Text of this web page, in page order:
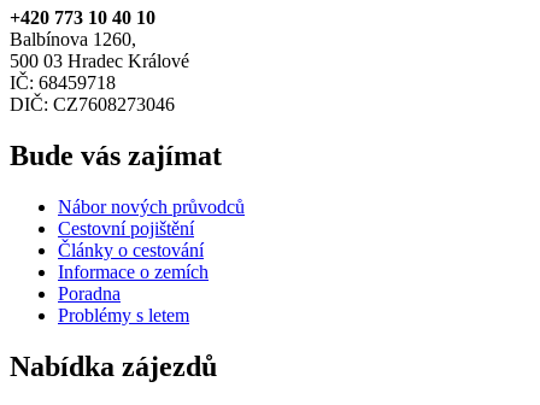
+420 773 10 40 10
Balbínova 1260,
500 03 Hradec Králové
IČ: 68459718
DIČ: CZ7608273046
Bude vás zajímat
Nábor nových průvodců
Cestovní pojištění
Články o cestování
Informace o zemích
Poradna
Problémy s letem
Nabídka zájezdů